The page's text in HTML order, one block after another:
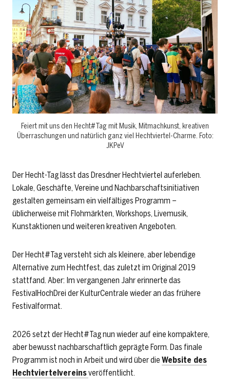
Feiert mit uns den Hecht#Tag mit Musik, Mitmachkunst, kreativen
Überraschungen und natürlich ganz viel Hechtviertel-Charme. Foto:
JKPeV
Der Hecht-Tag lässt das Dresdner Hechtviertel auferleben.
Lokale, Geschäfte, Vereine und Nachbarschaftsinitiativen
gestalten gemeinsam ein vielfältiges Programm –
üblicherweise mit Flohmärkten, Workshops, Livemusik,
Kunstaktionen und weiteren kreativen Angeboten.
Der Hecht#Tag versteht sich als kleinere, aber lebendige
Alternative zum Hechtfest, das zuletzt im Original 2019
stattfand. Aber: Im vergangenen Jahr erinnerte das
FestivalHochDrei der KulturCentrale wieder an das frühere
Festivalformat.
2026 setzt der Hecht#Tag nun wieder auf eine kompaktere,
aber bewusst nachbarschaftlich geprägte Form. Das finale
Programm ist noch in Arbeit und wird über die Website des
Hechtviertelvereinsveröffentlicht.